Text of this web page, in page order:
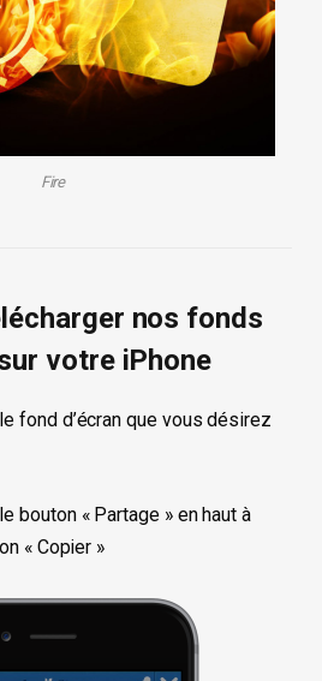
Fire
nos fonds
votre iPhone
fond d’écran que vous désirez
bouton « Partage » en haut à
« Copier »